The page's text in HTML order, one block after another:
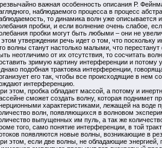
важная особенность описания Р.
наблюдаемого процесса в процесс
то динамика волн уже описывается
пробки, и если волнение очень слабое,
пробки могут быть любыми – они не
этом утверждении речь идет о том, что
волны станут настолько малыми, что
неотличимо от их отсутствия, то сосчитать
зримую картину интерференции и
подобная трактовка интерференции,
его так, чтобы все происходящие в нем
интерференцию.
этом, пробка обладает массой, а потому и
сможет создать волну, которая поднимет
характеристиками, лежащей на воде
волн, появляющихся в волновом
выпущенных им пуль, а так же
того, само понятие интерференции, в той
появляются новые волны, возникающие в
этом, если две волны, не обладающие